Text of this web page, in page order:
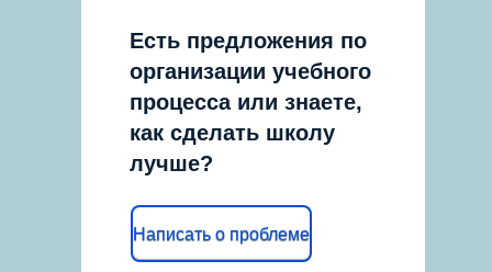
Есть предложения по
организации учебного
процесса или знаете,
как сделать школу
лучше?
Написать о проблеме